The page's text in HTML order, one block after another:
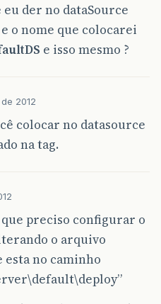
der no dataSource
o nome que colocarei
e isso mesmo ?
2012
colocar no datasource
na tag.
preciso configurar o
o arquivo
esta no caminho